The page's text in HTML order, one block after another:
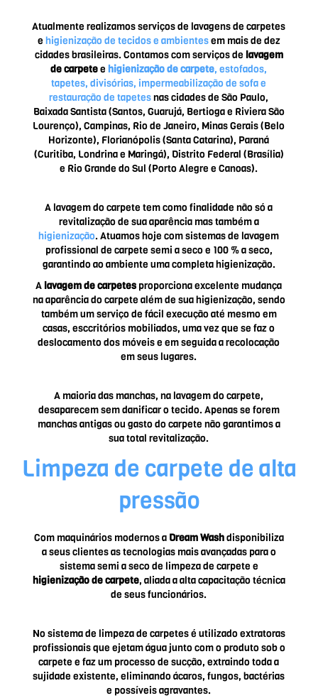
Atualmente realizamos serviços de lavagens de carpetes
e higienização de tecidos e ambientesem mais de dez
cidades brasileiras. Contamos com serviços de lavagem
de carpeteehigienização de carpete, estofados,
tapetes, divisórias, impermeabilização de sofa e
restauração de tapetesnas cidades de São Paulo,
Baixada Santista (Santos, Guarujá, Bertioga e Riviera São
Lourenço), Campinas, Rio de Janeiro, Minas Gerais (Belo
Horizonte), Florianópolis (Santa Catarina), Paraná
(Curitiba, Londrina e Maringá), Distrito Federal (Brasília)
e Rio Grande do Sul (Porto Alegre e Canoas).
A lavagem do carpete tem como finalidade não só a
revitalização de sua aparência mas também a
higienização. Atuamos hoje com sistemas de lavagem
profissional de carpete semi a seco e 100 % a seco,
garantindo ao ambiente uma completa higienização.
A lavagem de carpetes proporciona excelente mudança
na aparência do carpete além de sua higienização, sendo
também um serviço de fácil execução até mesmo em
casas, esccritórios mobiliados, uma vez que se faz o
deslocamento dos móveis e em seguida a recolocação
em seus lugares.
A maioria das manchas, na lavagem do carpete,
desaparecem sem danificar o tecido. Apenas se forem
manchas antigas ou gasto do carpete não garantimos a
sua total revitalização.
Limpeza de carpete de alta
pressão
Com maquinários modernos a Dream Washdisponibiliza
a seus clientes as tecnologias mais avançadas para o
sistema semi a seco de limpeza de carpete e
higienização de carpete, aliada a alta capacitação técnica
de seus funcionários.
No sistema de limpeza de carpetes é utilizado extratoras
profissionais que ejetam água junto com o produto sob o
carpete e faz um processo de sucção, extraindo toda a
sujidade existente, eliminando ácaros, fungos, bactérias
e possíveis agravantes.